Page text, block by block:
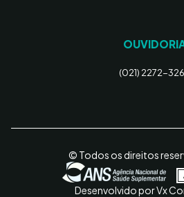
(021) 2272-
© Todos os direitos
Desenvolvido por Vx